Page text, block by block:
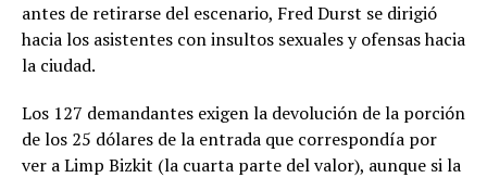
antes de retirarse del escenario, Fred Durst se dirigió
hacia los asistentes con insultos sexuales y ofensas hacia
la ciudad.
Los 127 demandantes exigen la devolución de la porción
de los 25 dólares de la entrada que correspondía por
ver a Limp Bizkit (la cuarta parte del valor), aunque si la